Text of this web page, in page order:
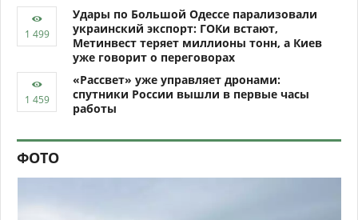
Удары по Большой Одессе парализовали
украинский экспорт: ГОКи встают,
Метинвест теряет миллионы тонн, а Киев
уже говорит о переговорах
«Рассвет» уже управляет дронами:
спутники России вышли в первые часы
работы
ФОТО